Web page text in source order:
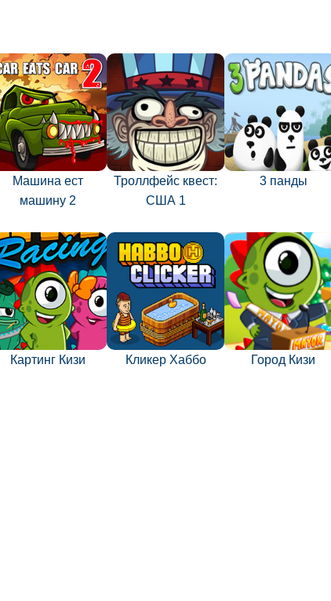
Машина ест
машину 2
Троллфейс квест:
США 1
3 панды
Картинг Кизи Кликер Хаббо Город Кизи